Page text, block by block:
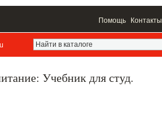
Помощь Контакты
Учебник для студ.